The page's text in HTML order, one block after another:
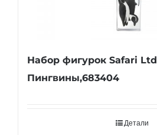
Набор фигурок Safari Ltd
Пингвины,683404
Детали